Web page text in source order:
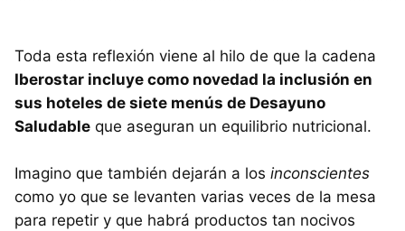
Toda esta reflexión viene al hilo de que la cadena
Iberostar incluye como novedad la inclusión en
sus hoteles de siete menús de Desayuno
Saludable que aseguran un equilibrio nutricional.
Imagino que también dejarán a los inconscientes
como yo que se levanten varias veces de la mesa
para repetir y que habrá productos tan nocivos